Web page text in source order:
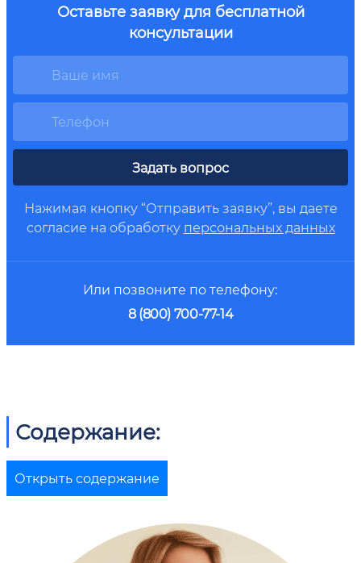
Оставьте заявку для бесплатной
консультации
Задать вопрос
Нажимая кнопку “Отправить заявку”, вы даете
согласие на обработку персональных данных
Или позвоните по телефону:
8 (800) 700-77-14
Содержание:
Открыть содержание